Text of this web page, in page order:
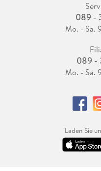
089 -
Mo. - Sa.
089 -
Mo. - Sa.
Laden Sie